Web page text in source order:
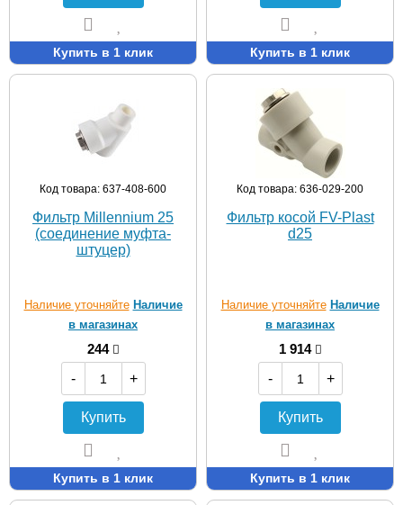
Купить в 1 клик Купить в 1 клик
Код товара: 637-408-600
Фильтр Millennium 25
(соединение муфта-
штуцер)
Наличие уточняйте Наличие
в магазинах
244
-
+
Купить
Купить в 1 клик
Код товара: 636-029-200
Фильтр косой FV-Plast
d25
Наличие уточняйте Наличие
в магазинах
1 914
-
+
Купить
Купить в 1 клик